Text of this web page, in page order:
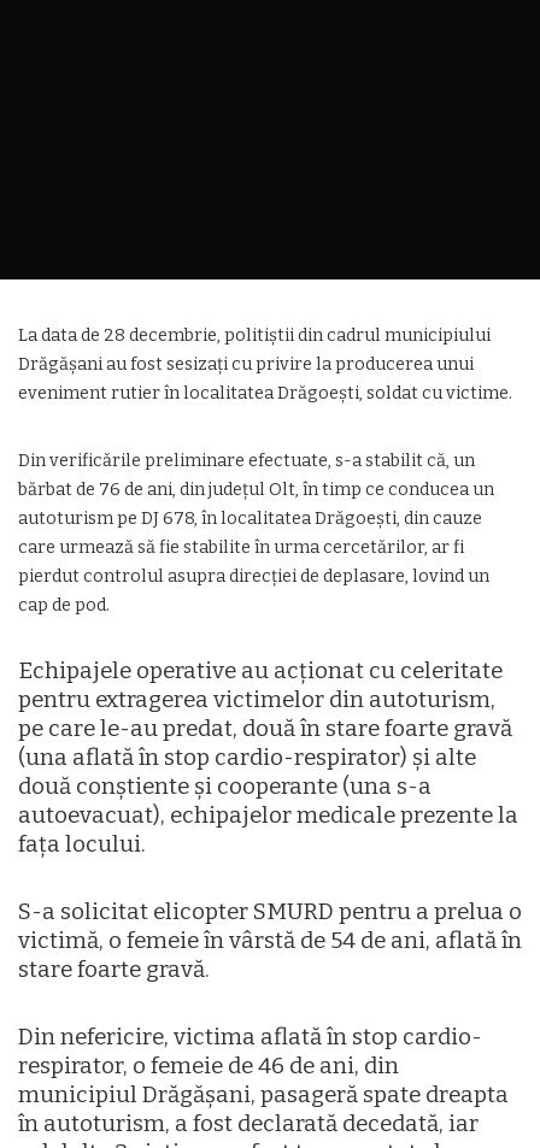
La data de 28 decembrie, politiștii din cadrul municipiului
Drăgășani au fost sesizați cu privire la producerea unui
eveniment rutier în localitatea Drăgoești, soldat cu victime.
Din verificările preliminare efectuate, s-a stabilit că, un
bărbat de 76 de ani, din județul Olt, în timp ce conducea un
autoturism pe DJ 678, în localitatea Drăgoești, din cauze
care urmează să fie stabilite în urma cercetărilor, ar fi
pierdut controlul asupra direcției de deplasare, lovind un
cap de pod.
Echipajele operative au acționat cu celeritate
pentru extragerea victimelor din autoturism,
pe care le-au predat, două în stare foarte gravă
(una aflată în stop cardio-respirator) și alte
două conștiente și cooperante (una s-a
autoevacuat), echipajelor medicale prezente la
fața locului.
S-a solicitat elicopter SMURD pentru a prelua o
victimă, o femeie în vârstă de 54 de ani, aflată în
stare foarte gravă.
Din nefericire, victima aflată în stop cardio-
respirator, o femeie de 46 de ani, din
municipiul Drăgășani, pasageră spate dreapta
în autoturism, a fost declarată decedată, iar